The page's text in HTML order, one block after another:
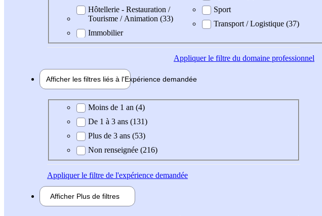
Hôtellerie - Restauration /
Tourisme / Animation (33)
Immobilier
Sport
Transport / Logistique (37)
Appliquerle filtre du domaine professionnel
Afficher les filtres liés à l'Expérience demandée
Expérience demandée
Moins de 1 an (4)
De 1 à 3 ans (131)
Plus de 3 ans (53)
Non renseignée (216)
Appliquerle filtre de l'expérience demandée
Afficher Plus de filtres